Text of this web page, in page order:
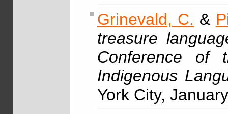
Grinevald, C. &
treasure
Conference
Indigenous
York City,